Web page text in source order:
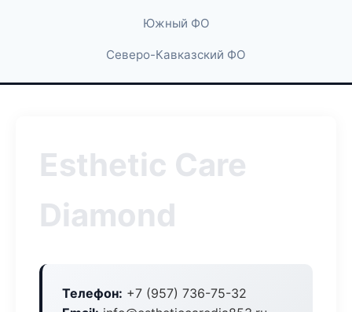
Южный ФО
Северо-Кавказский ФО
Esthetic Care
Diamond
Телефон: +7 (957) 736-75-32